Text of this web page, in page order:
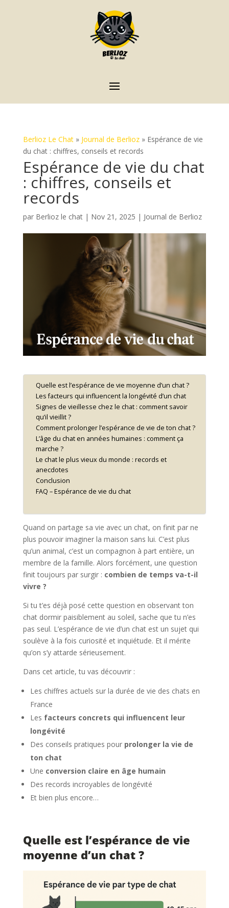
Berlioz Le Chat» Journal de Berlioz» Espérance de vie
du chat : chiffres, conseils et records
Espérance de vie du chat
: chiffres, conseils et
records
par Berlioz le chat| Nov 21, 2025 | Journal de Berlioz
Quelle est l’espérance de vie moyenne d’un chat ?
Les facteurs qui influencent la longévité d’un chat
Signes de vieillesse chez le chat : comment savoir
qu’il vieillit ?
Comment prolonger l’espérance de vie de ton chat ?
L’âge du chat en années humaines : comment ça
marche ?
Le chat le plus vieux du monde : records et
anecdotes
Conclusion
FAQ – Espérance de vie du chat
Quand on partage sa vie avec un chat, on finit par ne
plus pouvoir imaginer la maison sans lui. C’est plus
qu’un animal, c’est un compagnon à part entière, un
membre de la famille. Alors forcément, une question
finit toujours par surgir : combien de temps va-t-il
vivre ?
Si tu t’es déjà posé cette question en observant ton
chat dormir paisiblement au soleil, sache que tu n’es
pas seul. L’espérance de vie d’un chat est un sujet qui
soulève à la fois curiosité et inquiétude. Et il mérite
qu’on s’y attarde sérieusement.
Dans cet article, tu vas découvrir :
Les chiffres actuels sur la durée de vie des chats en
France
Les facteurs concrets qui influencent leur
longévité
Des conseils pratiques pour prolonger la vie de
ton chat
Une conversion claire en âge humain
Des records incroyables de longévité
Et bien plus encore…
Quelle est l’espérance de vie
moyenne d’un chat ?